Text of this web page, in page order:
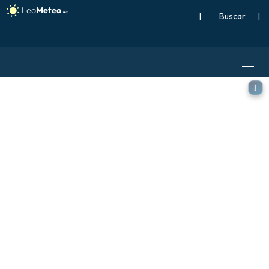
| |
ICON Alemania 2 km